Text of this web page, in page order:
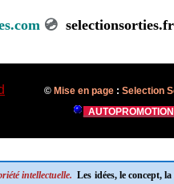
💿
© Mise en page : Selection
AUTOPROMOTION
intellectuelle. Les idées, le concept,